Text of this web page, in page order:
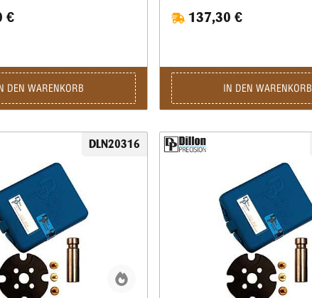
€
DEN WARENKORB
137,30 €
IN DEN WARENKORB
DLN20316